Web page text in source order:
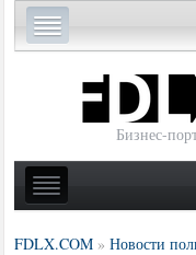
Бизнес-
FDLX.COM »Новости